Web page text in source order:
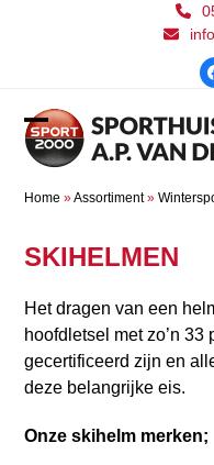
Open
Close
Home »Assortiment»
SKIHELMEN
Het dragen van een
hoofdletsel met zo’n
gecertificeerd zijn en
deze belangrijke eis.
Onze skihelm merken;